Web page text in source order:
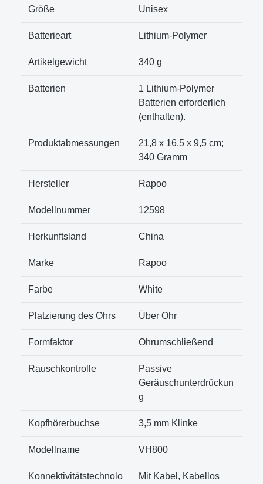
Größe ‎Unisex
Batterieart ‎Lithium-Polymer
Artikelgewicht ‎340 g
Batterien
1 Lithium-Polymer
Batterien erforderlich
(enthalten).
Produktabmessungen
21,8 x 16,5 x 9,5 cm;
340 Gramm
Hersteller Rapoo
Modellnummer 12598
Herkunftsland China
Marke Rapoo
Farbe White
Platzierung des Ohrs Über Ohr
Formfaktor Ohrumschließend
Rauschkontrolle
Passive
Geräuschunterdrückun
g
Kopfhörerbuchse 3,5 mm Klinke
Modellname VH800
Konnektivitätstechnolo
Mit Kabel, Kabellos